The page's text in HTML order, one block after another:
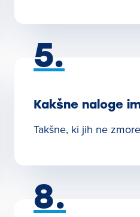
5.
Kakšne naloge
Takšne, ki jih ne
8.